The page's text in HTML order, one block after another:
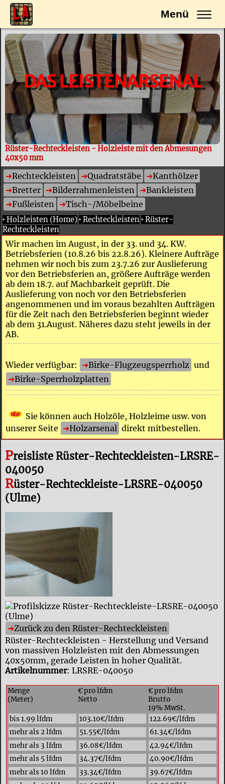
Menü
DAS LEISTENARSENAL
Rüster-Rechteckleisten - Holzleiste mit den Abmesungen
40x50 mm
Rechteckleisten Quadratstäbe
Kanthölzer
Bretter
Bilderrahmenleisten
Bankleisten
Fußleisten
Tisch-/Möbelbeine
‣Holzleisten (Home) ‣Rechteckleisten ‣Rüster-
Rechteckleisten
Wir machen im August, in der 33. und 34. KW.
Betriebsferien (10.8.26 bis 22.8.26). Kleinere Aufträge
nehmen wir noch bis zum 23.7.26 zur Auslieferung
vor den Betriebsferien an, größere Aufträge werden
ab dem 18.7. auf Machbarkeit geprüft. Die
Auslieferung von noch vor den Betriebsferien
angenommenen und im voraus bezahlten Aufträgen
für die Zeit nach den Betriebsferien beginnt wieder
ab dem 31.August. Näheres dazu steht jeweils in der
AB.
Wieder verfügbar: Birke-Flugzeugsperrholz und
Birke-Sperrholzplatten
Sie können auch Holzöle, Holzleime usw. von
unserer Seite
Holzarsenal direkt mitbestellen.
Preisliste Rüster-Rechteckleisten-LRSRE-
040050
Rüster-Rechteckleiste-LRSRE-040050
(Ulme)
Zurück zu den Rüster-Rechteckleisten
Rüster-Rechteckleisten - Herstellung und Versand
von massiven Holzleisten mit den Abmessungen
40x50mm, gerade Leisten in hoher Qualität.
Artikelnummer: LRSRE-040050
Menge
(Meter)
€ pro lfdm
Netto
€ pro lfdm
Brutto
19% MwSt.
bis 1.99 lfdm
103.10€/lfdm
122.69€/lfdm
mehr als 2 lfdm
51.55€/lfdm
61.34€/lfdm
mehr als 3 lfdm
36.08€/lfdm
42.94€/lfdm
mehr als 5 lfdm
34.37€/lfdm
40.90€/lfdm
mehr als 10 lfdm
33.34€/lfdm
39.67€/lfdm